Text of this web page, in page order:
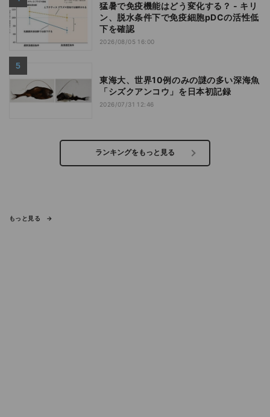
猛暑で免疫機能はどう変化する？ - キリ
ン、脱水条件下で免疫細胞pDCの活性低
下を確認
2026/08/05 16:00
東海大、世界10例のみの謎の多い深海魚
「シズクアンコウ」を日本初記録
2026/07/31 12:46
ランキングをもっと見る
もっと見る